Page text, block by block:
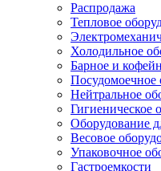
Распродажа
Тепловое
Холодильное
Барное и
Посудомоечное
Нейтральное
Гигиеническое
Оборудование
Весовое
Упаковочное
Гастроемкости